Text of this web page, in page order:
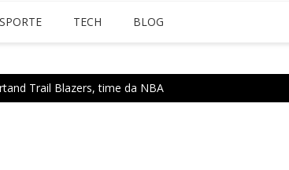
TECH BLOG
Trail Blazers, time da NBA